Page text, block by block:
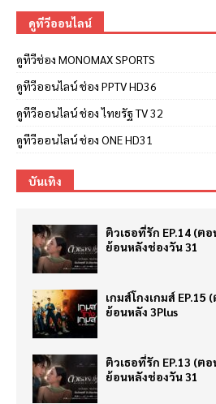
ดูทีวีออนไลน์
ดูทีวีช่อง MONOMAX SPORTS
ดูทีวีออนไลน์ ช่อง PPTV HD36
ดูทีวีออนไลน์ ช่อง ไทยรัฐ TV 32
ดูทีวีออนไลน์ ช่อง ONE HD31
บันเทิง
ติวเธอที่รัก EP.14 (ต
ย้อนหลังช่องวัน 31
เกมส์โกงเกมส์
ย้อนหลัง 3Plus
ติวเธอที่รัก EP.13 (ต
ย้อนหลังช่องวัน 31